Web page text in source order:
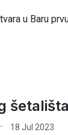
u Baru
18 Jul 2023